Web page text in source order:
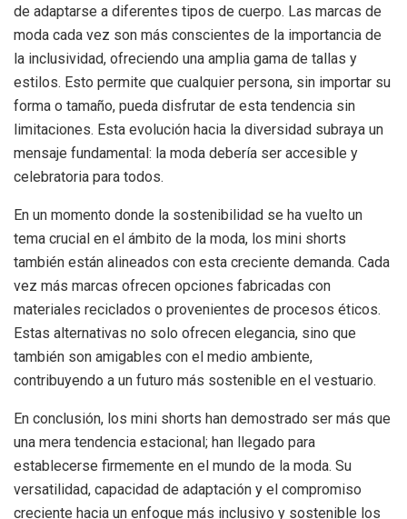
de adaptarse a diferentes tipos de cuerpo. Las marcas de
moda cada vez son más conscientes de la importancia de
la inclusividad, ofreciendo una amplia gama de tallas y
estilos. Esto permite que cualquier persona, sin importar su
forma o tamaño, pueda disfrutar de esta tendencia sin
limitaciones. Esta evolución hacia la diversidad subraya un
mensaje fundamental: la moda debería ser accesible y
celebratoria para todos.
En un momento donde la sostenibilidad se ha vuelto un
tema crucial en el ámbito de la moda, los mini shorts
también están alineados con esta creciente demanda. Cada
vez más marcas ofrecen opciones fabricadas con
materiales reciclados o provenientes de procesos éticos.
Estas alternativas no solo ofrecen elegancia, sino que
también son amigables con el medio ambiente,
contribuyendo a un futuro más sostenible en el vestuario.
En conclusión, los mini shorts han demostrado ser más que
una mera tendencia estacional; han llegado para
establecerse firmemente en el mundo de la moda. Su
versatilidad, capacidad de adaptación y el compromiso
creciente hacia un enfoque más inclusivo y sostenible los